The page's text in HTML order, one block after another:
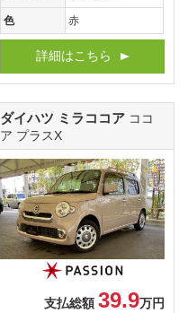
色 赤
詳細はこちら
ダイハツ ミラココア ココ
ア プラスX
支払総額 39.9万円